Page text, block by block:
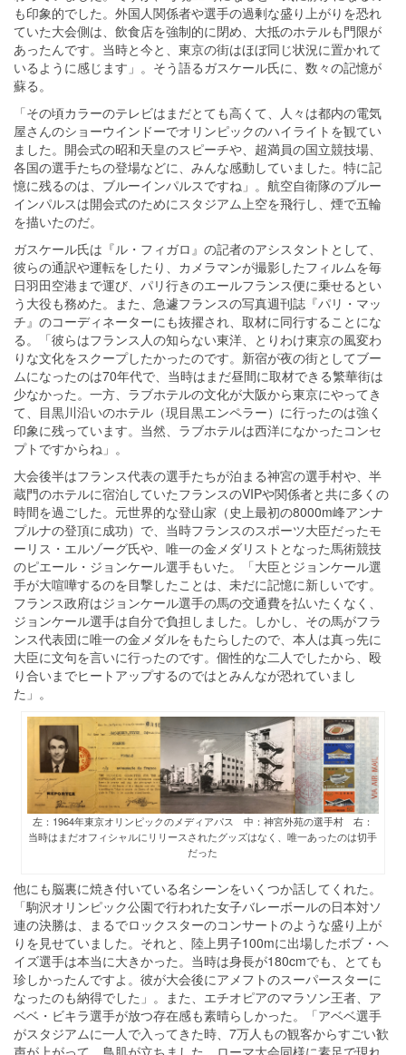
も印象的でした。外国人関係者や選手の過剰な盛り上がりを恐れ
ていた大会側は、飲食店を強制的に閉め、大抵のホテルも門限が
あったんです。当時と今と、東京の街はほぼ同じ状況に置かれて
いるように感じます」。そう語るガスケール氏に、数々の記憶が
蘇る。
「その頃カラーのテレビはまだとても高くて、人々は都内の電気
屋さんのショーウインドーでオリンピックのハイライトを観てい
ました。開会式の昭和天皇のスピーチや、超満員の国立競技場、
各国の選手たちの登場などに、みんな感動していました。特に記
憶に残るのは、ブルーインパルスですね」。航空自衛隊のブルー
インパルスは開会式のためにスタジアム上空を飛行し、煙で五輪
を描いたのだ。
ガスケール氏は『ル・フィガロ』の記者のアシスタントとして、
彼らの通訳や運転をしたり、カメラマンが撮影したフィルムを毎
日羽田空港まで運び、パリ行きのエールフランス便に乗せるとい
う大役も務めた。また、急遽フランスの写真週刊誌『パリ・マッ
チ』のコーディネーターにも抜擢され、取材に同行することにな
る。「彼らはフランス人の知らない東洋、とりわけ東京の風変わ
りな文化をスクープしたかったのです。新宿が夜の街としてブー
ムになったのは70年代で、当時はまだ昼間に取材できる繁華街は
少なかった。一方、ラブホテルの文化が大阪から東京にやってき
て、目黒川沿いのホテル（現目黒エンペラー）に行ったのは強く
印象に残っています。当然、ラブホテルは西洋になかったコンセ
プトですからね」。
大会後半はフランス代表の選手たちが泊まる神宮の選手村や、半
蔵門のホテルに宿泊していたフランスのVIPや関係者と共に多くの
時間を過ごした。元世界的な登山家（史上最初の8000m峰アンナ
プルナの登頂に成功）で、当時フランスのスポーツ大臣だったモ
ーリス・エルゾーグ氏や、唯一の金メダリストとなった馬術競技
のピエール・ジョンケール選手もいた。「大臣とジョンケール選
手が大喧嘩するのを目撃したことは、未だに記憶に新しいです。
フランス政府はジョンケール選手の馬の交通費を払いたくなく、
ジョンケール選手は自分で負担しました。しかし、その馬がフラ
ンス代表団に唯一の金メダルをもたらしたので、本人は真っ先に
大臣に文句を言いに行ったのです。個性的な二人でしたから、殴
り合いまでヒートアップするのではとみんなが恐れていまし
た」。
左：1964年東京オリンピックのメディアパス 中：神宮外苑の選手村 右：
当時はまだオフィシャルにリリースされたグッズはなく、唯一あったのは切手
だった
他にも脳裏に焼き付いている名シーンをいくつか話してくれた。
「駒沢オリンピック公園で行われた女子バレーボールの日本対ソ
連の決勝は、まるでロックスターのコンサートのような盛り上が
りを見せていました。それと、陸上男子100mに出場したボブ・ヘ
イズ選手は本当に大きかった。当時は身長が180cmでも、とても
珍しかったんですよ。彼が大会後にアメフトのスーパースターに
なったのも納得でした」。また、エチオピアのマラソン王者、ア
ベベ・ビキラ選手が放つ存在感も素晴らしかった。「アベベ選手
がスタジアムに一人で入ってきた時、7万人もの観客からすごい歓
声が上がって、鳥肌が立ちました。ローマ大会同様に素足で現れ